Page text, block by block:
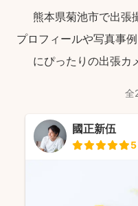
熊本県菊池市で出張
プロフィールや写真事
にぴったりの出張カ
全
國正新伍
5